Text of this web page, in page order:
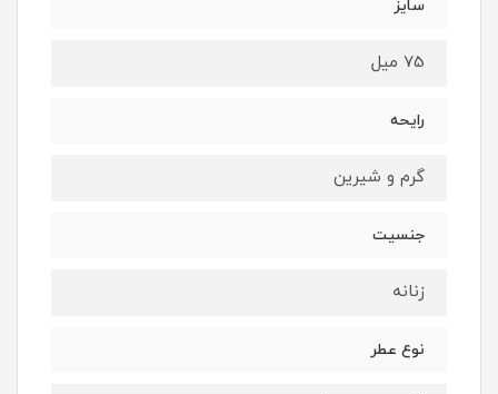
سایز
75 میل
رایحه
گرم و شیرین
جنسیت
زنانه
نوع عطر